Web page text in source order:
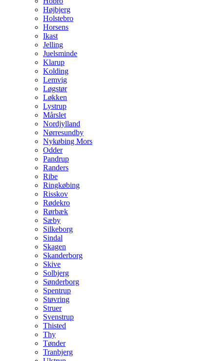
Højbjerg
Holstebro
Horsens
Ikast
Jelling
Juelsminde
Klarup
Kolding
Lemvig
Løgstør
Løkken
Lystrup
Mårslet
Nordjylland
Nørresundby
Nykøbing Mors
Odder
Pandrup
Randers
Ribe
Ringkøbing
Risskov
Rødekro
Rørbæk
Sæby
Silkeborg
Sindal
Skagen
Skanderborg
Skive
Solbjerg
Sønderborg
Spentrup
Støvring
Struer
Svenstrup
Thisted
Thy
Tønder
Tranbjerg